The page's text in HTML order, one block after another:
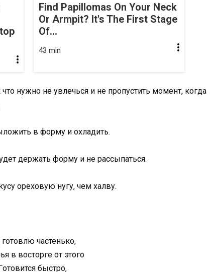
Find Papillomas On Your Neck
Or Armpit? It's The First Stage
Of...
43 min
нужно не увлечься и не пропустить момент, когда
в форму и охладить.
держать форму и не рассыпаться.
ореховую нугу, чем халву.